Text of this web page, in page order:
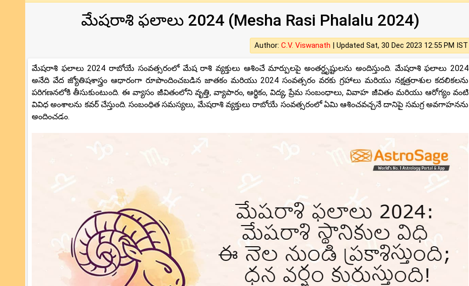
మేషరాశి ఫలాలు 2024 (Mesha Rasi Phalalu 2024)
Author: C.V. Viswanath | Updated Sat, 30 Dec 2023 12:55 PM IST
మేషరాశి ఫలాలు 2024 రాబోయే సంవత్సరంలో మేష రాశి వ్యక్తులు ఆశించే మార్పులపై అంతర్దృష్టులను అందిస్తుంది. మేషరాశి ఫలాలు 2024
అనేది వేద జ్యోతిషశాస్త్రం ఆధారంగా రూపొందించబడిన జాతకం మరియు 2024 సంవత్సరం వరకు గ్రహాలు మరియు నక్షత్రరాశుల కదలికలను
పరిగణనలోకి తీసుకుంటుంది. ఈ వ్యాసం జీవితంలోని వృత్తి, వ్యాపారం, ఆర్థికం, విద్య, ప్రేమ సంబంధాలు, వివాహ జీవితం మరియు ఆరోగ్యం వంటి
వివిధ అంశాలను కవర్ చేస్తుంది. సంబంధిత సమస్యలు, మేషరాశి వ్యక్తులు రాబోయే సంవత్సరంలో ఏమి ఆశించవచ్చనే దానిపై సమగ్ర అవగాహనను
అందించడం.